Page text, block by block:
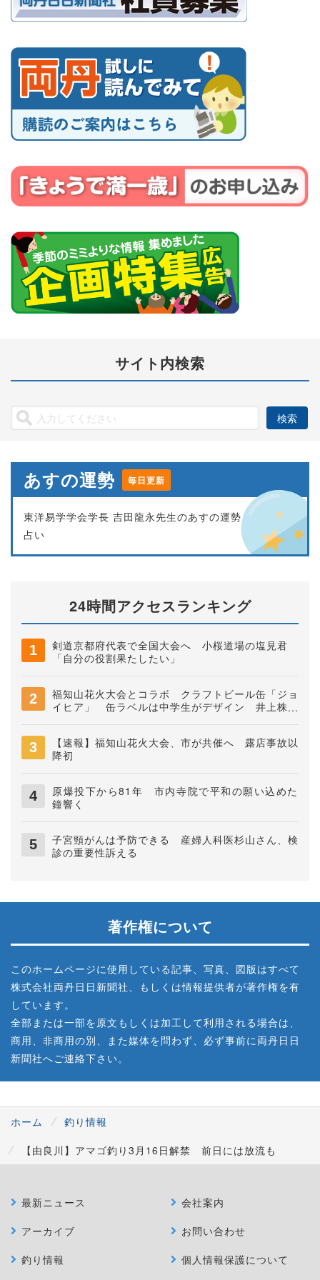
サイト内検索
あすの運勢 毎日更新
東洋易学学会学長 吉田龍永先生のあすの運勢
占い
24時間アクセスランキング
剣道京都府代表で全国大会へ 小桜道場の塩見君
「自分の役割果たしたい」
福知山花火大会とコラボ クラフトビール缶「ジョ
イヒア」 缶ラベルは中学生がデザイン 井上株式
【速報】福知山花火大会、市が共催へ 露店事故以
降初
原爆投下から81年 市内寺院で平和の願い込めた
鐘響く
子宮頸がんは予防できる 産婦人科医杉山さん、検
診の重要性訴える
著作権について
このホームページに使用している記事、写真、図版はすべて
株式会社両丹日日新聞社、もしくは情報提供者が著作権を有
しています。
全部または一部を原文もしくは加工して利用される場合は、
商用、非商用の別、また媒体を問わず、必ず事前に両丹日日
新聞社へご連絡下さい。
ホーム
釣り情報
【由良川】アマゴ釣り3月16日解禁 前日には放流も
最新ニュース
アーカイブ
釣り情報
会社案内
お問い合わせ
個人情報保護について